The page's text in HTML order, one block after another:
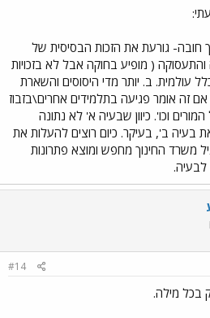
חובה- גורעת את הזכות הבסיסית של
( מופיע בחוקה אבל לא בזכויות
עולמית. ב. יותר מדי היסוסים והשארת
זה אומר פגיעה בתלמידים אחרים\בזבוז
וכו'. כיוון שבעיה א' לא נתונה
את בעיה ב', בעיקר. כיום רוצים להעלות את
משרד החינוך מחפש ומוצא פתרונות
לבעיה.
#14
בכל מילה.